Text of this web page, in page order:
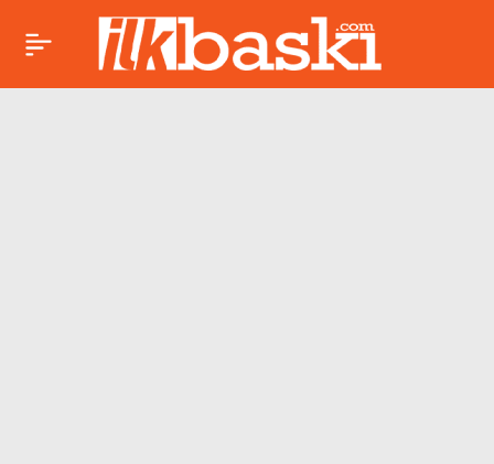
Kriz Küba’yı sarstı:
Günlük hayat durma